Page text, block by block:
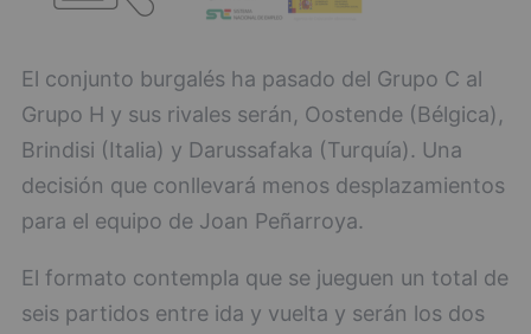
El conjunto burgalés ha pasado del Grupo C al
Grupo H y sus rivales serán, Oostende (Bélgica),
Brindisi (Italia) y Darussafaka (Turquía). Una
decisión que conllevará menos desplazamientos
para el equipo de Joan Peñarroya.
El formato contempla que se jueguen un total de
seis partidos entre ida y vuelta y serán los dos